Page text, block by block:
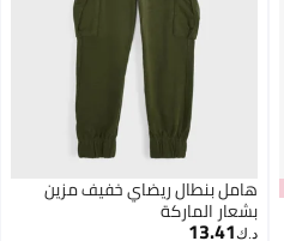
هامل بنطال ريضاي خفيف مزين
بشعار الماركة
د.ك‏13.41